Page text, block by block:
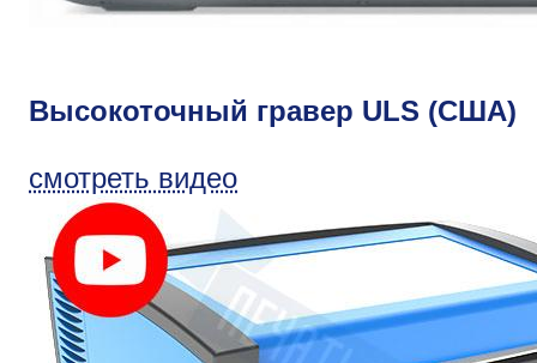
Высокоточный гравер ULS (США)
смотреть видео